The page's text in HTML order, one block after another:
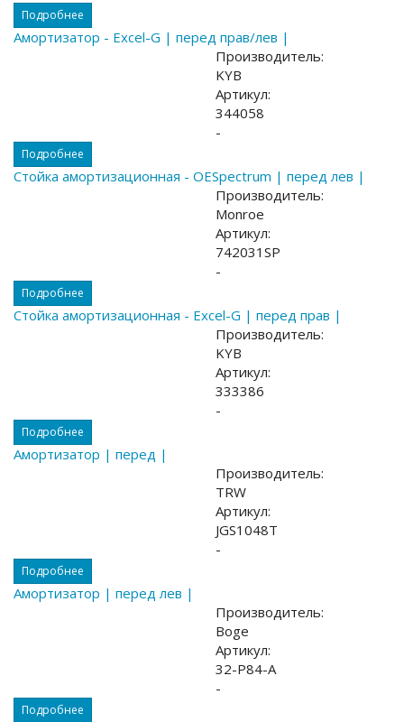
Подробнее
Амортизатор - Excel-G | перед прав/лев |
Производитель:
KYB
Артикул:
344058
-
Подробнее
Стойка амортизационная - OESpectrum | перед лев |
Производитель:
Monroe
Артикул:
742031SP
-
Подробнее
Стойка амортизационная - Excel-G | перед прав |
Производитель:
KYB
Артикул:
333386
-
Подробнее
Амортизатор | перед |
Производитель:
TRW
Артикул:
JGS1048T
-
Подробнее
Амортизатор | перед лев |
Производитель:
Boge
Артикул:
32-P84-A
-
Подробнее